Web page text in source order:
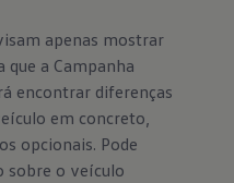
apenas mostrar
que a Campanha
encontrar diferenças
em concreto,
opcionais. Pode
sobre o veículo